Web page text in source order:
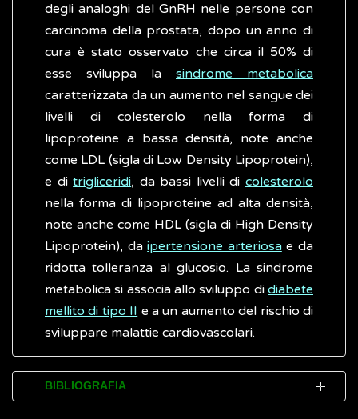
degli analoghi del GnRH nelle persone con
carcinoma della prostata, dopo un anno di
cura è stato osservato che circa il 50% di
esse sviluppa la sindrome metabolica
caratterizzata da un aumento nel sangue dei
livelli di colesterolo nella forma di
lipoproteine a bassa densità, note anche
come LDL (sigla di Low Density Lipoprotein),
e ditrigliceridi, da bassi livelli dicolesterolo
nella forma di lipoproteine ad alta densità,
note anche come HDL (sigla di High Density
Lipoprotein), daipertensione arteriosae da
ridotta tolleranza al glucosio. La sindrome
metabolica si associa allo sviluppo di diabete
mellito di tipo II e a un aumento del rischio di
sviluppare malattie cardiovascolari.
BIBLIOGRAFIA